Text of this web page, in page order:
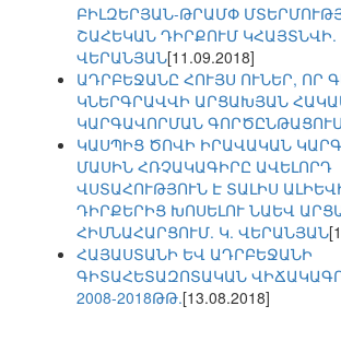
ԲԻԼԶԵՐՅԱՆ-ԹՐԱՄՓ
ՇԱՀԵԿԱՆ ԴԻՐՔՈՒՄ
ՎԵՐԱՆՅԱՆ[11.09.2018]
ԱԴՐԲԵՋԱՆԸ ՀՈՒՅՍ ՈՒՆԵՐ, ՈՐ
ԿՆԵՐԳՐԱՎՎԻ ԱՐՑԱԽՅԱՆ
ԿԱՐԳԱՎՈՐՄԱՆ
ԿԱՍՊԻՑ ԾՈՎԻ ԻՐԱՎԱԿԱՆ
ՄԱՍԻՆ ՀՌՉԱԿԱԳԻՐԸ ԱՎԵԼՈՐԴ
ՎՍՏԱՀՈՒԹՅՈՒՆ Է ՏԱԼԻՍ
ԴԻՐՔԵՐԻՑ ԽՈՍԵԼՈՒ ՆԱԵՎ
ՀԻՄՆԱՀԱՐՑՈՒՄ. Կ. ՎԵՐԱՆՅԱՆ
ՀԱՅԱՍՏԱՆԻ ԵՎ ԱԴՐԲԵՋԱՆԻ
ԳԻՏԱՀԵՏԱԶՈՏԱԿԱՆ
2008-2018ԹԹ.[13.08.2018]